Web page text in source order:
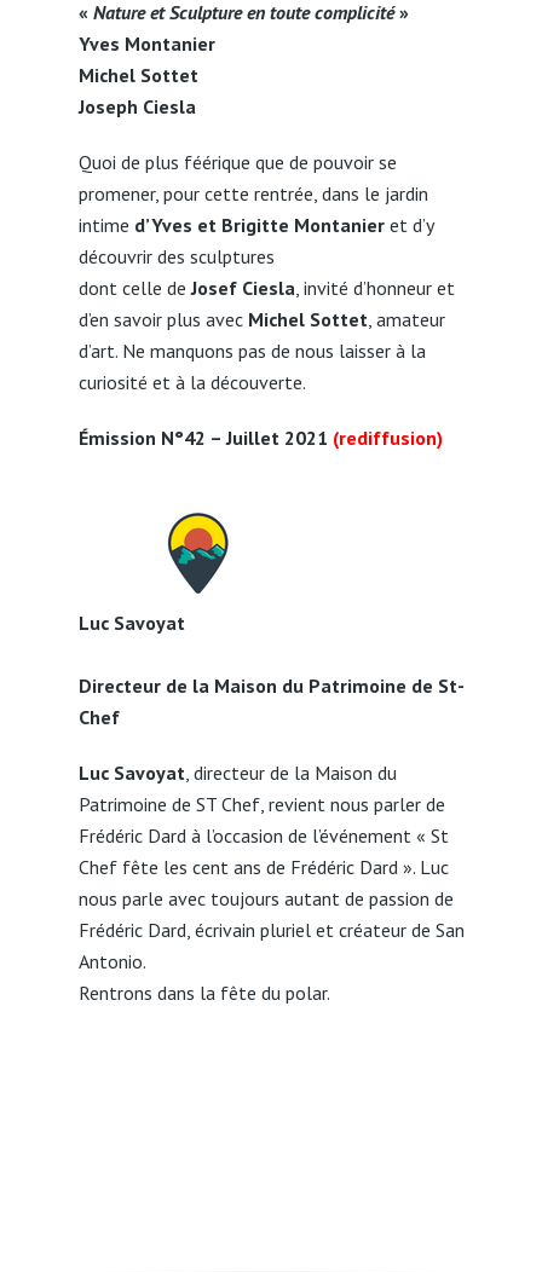
« Nature et Sculpture en toute complicité»
Yves Montanier
Michel Sottet
Joseph Ciesla
Quoi de plus féérique que de pouvoir se
promener, pour cette rentrée, dans le jardin
intime d’Yves et Brigitte Montanieret d’y
découvrir des sculptures
dont celle deJosef Ciesla , invité d’honneur et
d’en savoir plus avec Michel Sottet , amateur
d’art. Ne manquons pas de nous laisser à la
curiosité et à la découverte.
Émission N°42 – Juillet 2021 (rediffusion)
Luc Savoyat
Directeur de la Maison du Patrimoine de St-
Chef
Luc Savoyat , directeur de la Maison du
Patrimoine de ST Chef, revient nous parler de
Frédéric Dard à l’occasion de l’événement « St
Chef fête les cent ans de Frédéric Dard ». Luc
nous parle avec toujours autant de passion de
Frédéric Dard, écrivain pluriel et créateur de San
Antonio.
Rentrons dans la fête du polar.